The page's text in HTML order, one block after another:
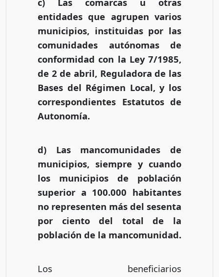
entidades que agrupen varios
municipios, instituidas por las
comunidades autónomas de
conformidad con la Ley 7/1985,
de 2 de abril, Reguladora de las
Bases del Régimen Local, y los
correspondientes Estatutos de
Autonomía.
d) Las mancomunidades de
municipios, siempre y cuando
los municipios de población
superior a 100.000 habitantes
no representen más del sesenta
por ciento del total de la
población de la mancomunidad.
Los beneficiarios